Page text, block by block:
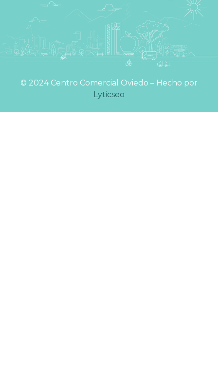
©️ 2024 Centro Comercial Oviedo – Hecho por
Lyticseo